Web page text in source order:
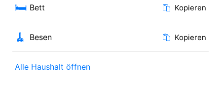
🛏️ Bett Kopieren
🧹 Besen Kopieren
Alle Haushalt öffnen